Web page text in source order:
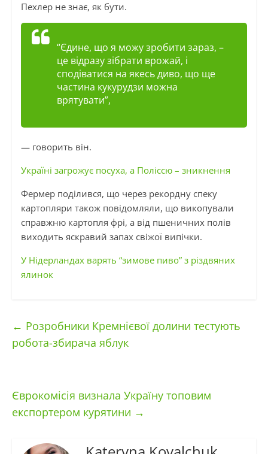
Пехлер не знає, як бути.
“Єдине, що я можу зробити зараз, –
це відразу зібрати врожай, і
сподіватися на якесь диво, що ще
частина кукурудзи можна
врятувати”,
— говорить він.
Україні загрожує посуха, а Поліссю – зникнення
Фермер поділився, що через рекордну спеку
картопляри також повідомляли, що викопували
справжню картопля фрі, а від пшеничних полів
виходить яскравий запах свіжої випічки.
У Нідерландах варять “зимове пиво” з різдвяних
ялинок
← Розробники Кремнієвої долини тестують
робота-збирача яблук
Єврокомісія визнала Україну топовим
експортером курятини →